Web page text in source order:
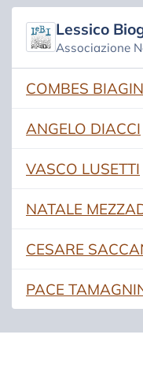
Lessico
Associazione
COMBES
(si apre in una
ANGELO DIACCI
(si apre in una
VASCO LUSETTI
(si apre in una
NATALE
(si apre in una
CESARE
(si apre in una
PACE
(si apre in una